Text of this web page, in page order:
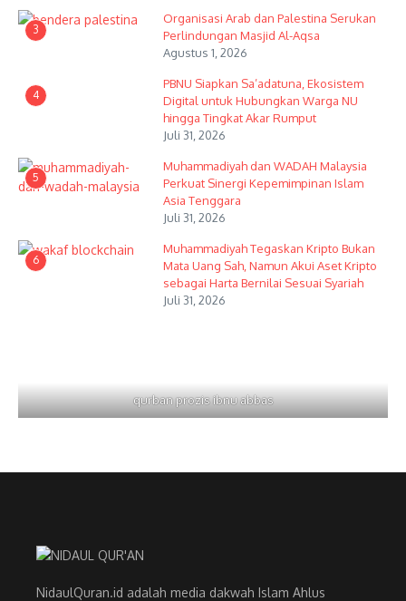
3
Organisasi Arab dan Palestina Serukan
Perlindungan Masjid Al-Aqsa
Agustus 1, 2026
4
PBNU Siapkan Sa’adatuna, Ekosistem
Digital untuk Hubungkan Warga NU
hingga Tingkat Akar Rumput
Juli 31, 2026
5
Muhammadiyah dan WADAH Malaysia
Perkuat Sinergi Kepemimpinan Islam
Asia Tenggara
Juli 31, 2026
6
Muhammadiyah Tegaskan Kripto Bukan
Mata Uang Sah, Namun Akui Aset Kripto
sebagai Harta Bernilai Sesuai Syariah
Juli 31, 2026
qurban prozis ibnu abbas
NidaulQuran.id adalah media dakwah Islam Ahlus